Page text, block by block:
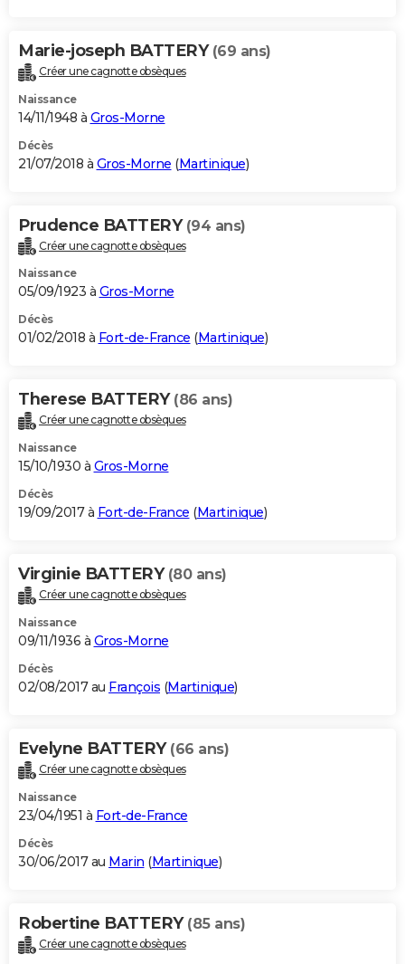
Marie-joseph BATTERY (69 ans)
Créer une cagnotte obsèques
Naissance
14/11/1948 à Gros-Morne
Décès
21/07/2018 à Gros-Morne (Martinique)
Prudence BATTERY (94 ans)
Créer une cagnotte obsèques
Naissance
05/09/1923 à Gros-Morne
Décès
01/02/2018 à Fort-de-France (Martinique)
Therese BATTERY (86 ans)
Créer une cagnotte obsèques
Naissance
15/10/1930 à Gros-Morne
Décès
19/09/2017 à Fort-de-France (Martinique)
Virginie BATTERY (80 ans)
Créer une cagnotte obsèques
Naissance
09/11/1936 à Gros-Morne
Décès
02/08/2017 au François (Martinique)
Evelyne BATTERY (66 ans)
Créer une cagnotte obsèques
Naissance
23/04/1951 à Fort-de-France
Décès
30/06/2017 au Marin (Martinique)
Robertine BATTERY (85 ans)
Créer une cagnotte obsèques